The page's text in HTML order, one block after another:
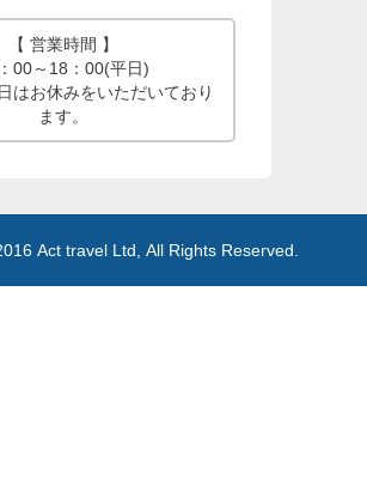
【 営業時間 】
00～18：00(平日)
はお休みをいただいており
ます。
Act travel Ltd, All Rights Reserved.